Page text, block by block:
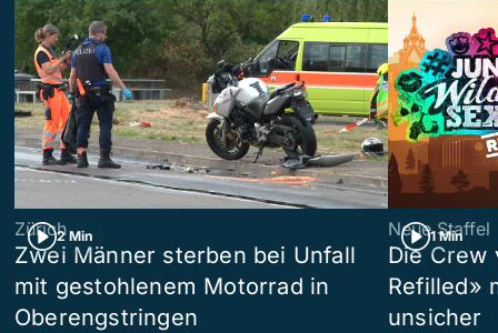
2 Min
Zürich
Zwei Männer sterben bei Unfall
mit gestohlenem Motorrad in
Oberengstringen
1 Min
Neue Staffel
Die Crew
Refilled»
unsicher